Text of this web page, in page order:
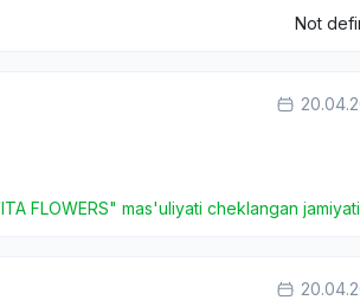
Not
FLOWERS" mas'uliyati cheklangan